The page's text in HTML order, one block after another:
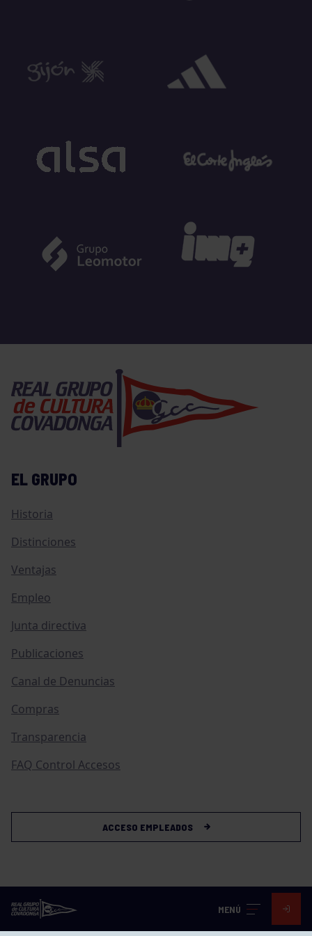
MENÚ
EL GRUPO
Historia
Distinciones
Ventajas
Empleo
Junta directiva
Publicaciones
Canal de Denuncias
Compras
Transparencia
FAQ Control Accesos
ACCESO EMPLEADOS